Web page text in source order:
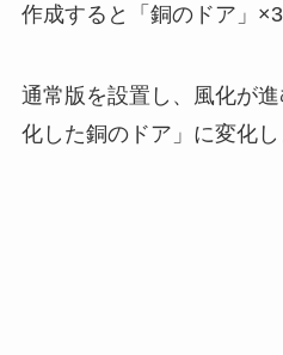
作成すると「銅のドア」×3
通常版を設置し、風化が
化した銅のドア」に変化し